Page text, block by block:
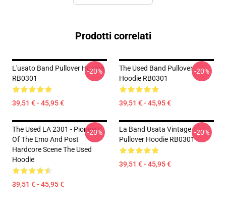
Prodotti correlati
L'usato Band Pullover Hoodie
RB0301
39,51 € - 45,95 €
-20%
The Used Band Pullover
Hoodie RB0301
39,51 € - 45,95 €
-20%
The Used LA 2301 - Pioneers
Of The Emo And Post
Hardcore Scene The Used
Hoodie
39,51 € - 45,95 €
-20%
La Band Usata Vintage
Pullover Hoodie RB0301
39,51 € - 45,95 €
-20%